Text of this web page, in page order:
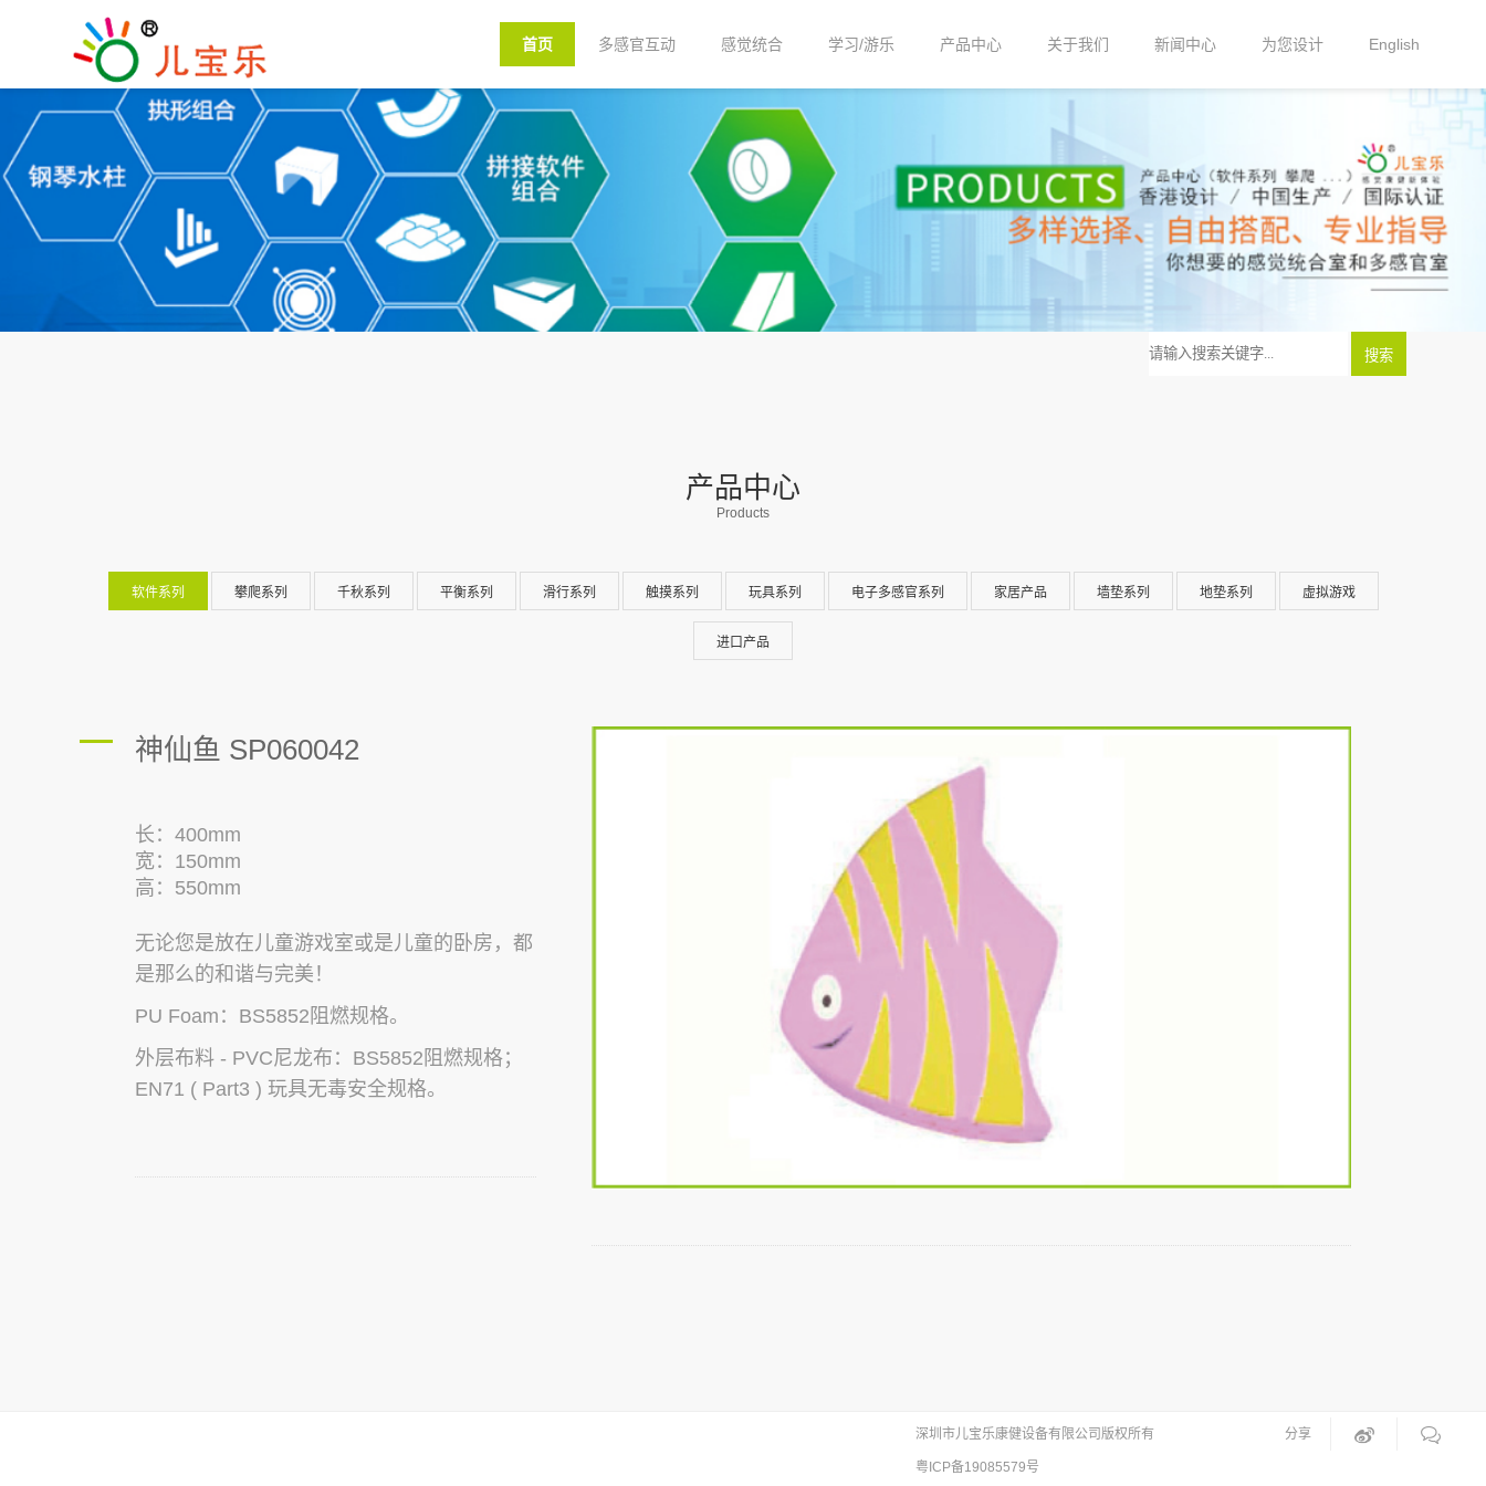
首页 多感官互动 感觉统合 学习/游乐 产品中心 关于我们 新闻中心 为您设计 English
产品中心
Products
软件系列 攀爬系列 千秋系列 平衡系列 滑行系列 触摸系列 玩具系列 电子多感官系列 家居产品 墙垫系列 地垫系列 虚拟游戏
进口产品
神仙鱼 SP060042
长：400mm
宽：150mm
高：550mm
无论您是放在儿童游戏室或是儿童的卧房，都
是那么的和谐与完美！
PU Foam：BS5852阻燃规格。
外层布料 - PVC尼龙布：BS5852阻燃规格；
EN71 ( Part3 ) 玩具无毒安全规格。
分享
深圳市儿宝乐康健设备有限公司版权所有
粤ICP备19085579号